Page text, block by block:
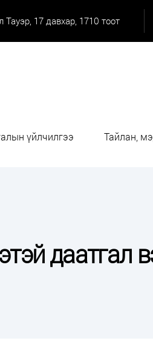
Тауэр, 17 давхар, 1710 тоот
үйлчилгээ Тайлан,
даатгал